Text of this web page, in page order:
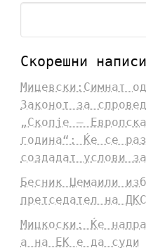
Скорешни написи
Мицевски:Симнат
Законот за
„Скопје –
година“: Ќе се
создадат услови
Бесник Џемаили
претседател на
Мицкоски: Ќе
а на ЕК е да суди